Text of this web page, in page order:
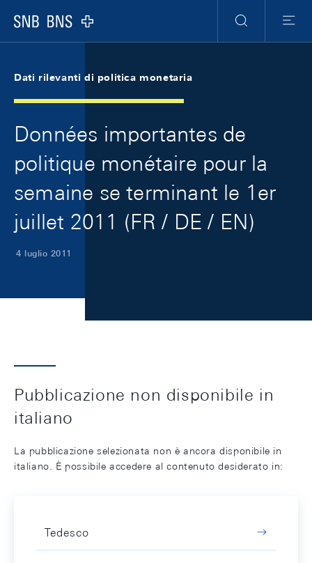
Logo
Ricerca
Menu
Dati rilevanti di politica monetaria
Données importantes de
politique monétaire pour la
semaine se terminant le 1er
juillet 2011 (FR / DE / EN)
4 luglio 2011
Pubblicazione non disponibile in
italiano
La pubblicazione selezionata non è ancora disponibile in
italiano. È possibile accedere al contenuto desiderato in:
Tedesco